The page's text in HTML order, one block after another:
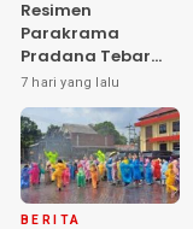
Resimen
Parakrama
Pradana Tebar
Kepedulian di
Panti Asuhan
Griya Balita SYD,
Peluk Hangat
Balita Terlantar
“POLRI Hadir
Dengan Hati”
7 hari yang lalu
BERITA